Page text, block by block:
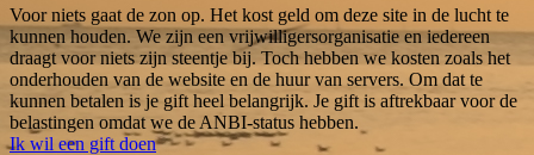
Voor niets gaat de zon op. Het kost geld om deze site in de lucht te
kunnen houden. We zijn een vrijwilligersorganisatie en iedereen
draagt voor niets zijn steentje bij. Toch hebben we kosten zoals het
onderhouden van de website en de huur van servers. Om dat te
kunnen betalen is je gift heel belangrijk. Je gift is aftrekbaar voor de
belastingen omdat we de ANBI-status hebben.
Ik wil een gift doen